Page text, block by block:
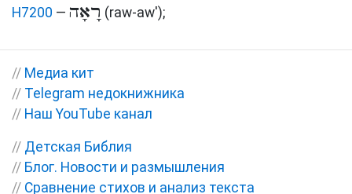
H7200 — רָאָה (raw-aw');
// Медиа кит
// Telegram недокнижника
// Наш YouTube канал
// Детская Библия
// Блог. Новости и размышления
// Сравнение стихов и анализ текста